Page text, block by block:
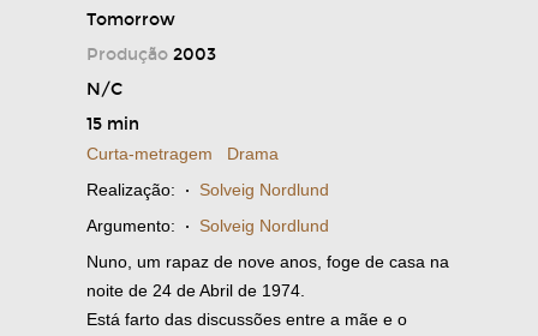
Tomorrow
Produção 2003
N/C
15 min
Curta-metragem
Drama
Realização: · Solveig Nordlund
Argumento: · Solveig Nordlund
Nuno, um rapaz de nove anos, foge de casa na
noite de 24 de Abril de 1974.
Está farto das discussões entre a mãe e o